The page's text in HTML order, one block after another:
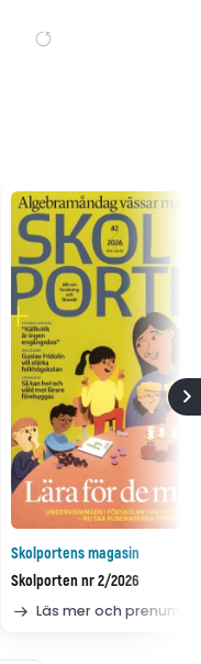
Skolportens magasin
Skolporten nr 2/2026
Läs mer och